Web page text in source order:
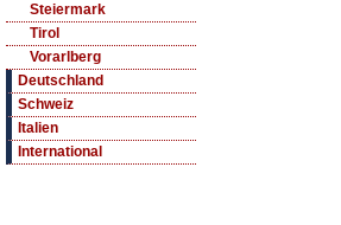
Steiermark
Tirol
Vorarlberg
Deutschland
Schweiz
Italien
International